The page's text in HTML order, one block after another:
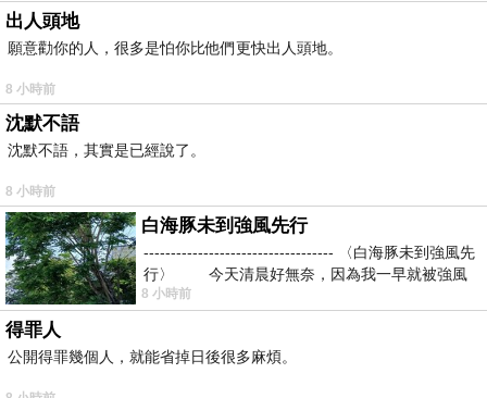
出人頭地
願意勸你的人，很多是怕你比他們更快出人頭地。
8 小時前
沈默不語
沈默不語，其實是已經說了。
8 小時前
白海豚未到強風先行
----------------------------------- 〈白海豚未到強風先
行〉 今天清晨好無奈，因為我一早就被強風
8 小時前
得罪人
公開得罪幾個人，就能省掉日後很多麻煩。